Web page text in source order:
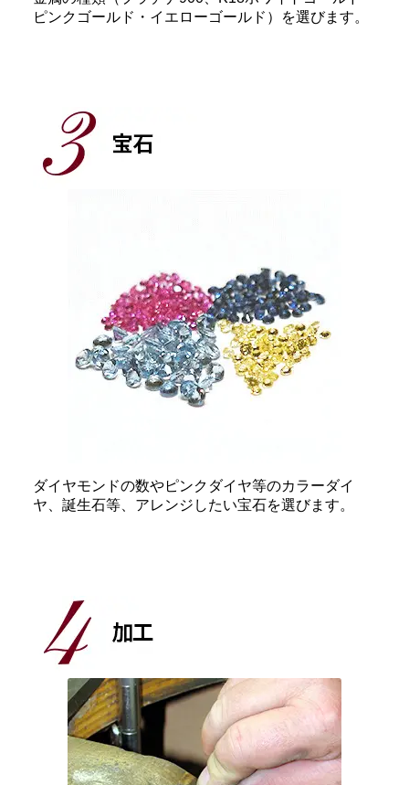
ピンクゴールド・イエローゴールド）を選びます。
ダイヤモンドの数やピンクダイヤ等のカラーダイ
ヤ、誕生石等、アレンジしたい宝石を選びます。